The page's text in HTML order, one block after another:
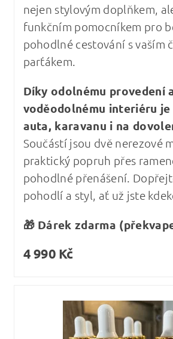
nejen stylovým doplňkem,
funkčním pomocníkem pro
pohodlné cestování s vaším
parťákem.
Díky odolnému provedení
voděodolnému interiéru
auta, karavanu i na
Součástí jsou dvě nerezové
praktický popruh přes
pohodlné přenášení.
pohodlí a styl, ať už jste
🎁 Dárek zdarma
4 990 Kč